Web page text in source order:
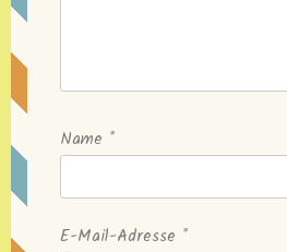
Name *
E-Mail-Adresse *